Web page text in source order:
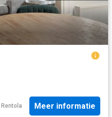
Rentola Meer informatie